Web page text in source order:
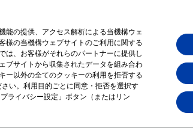
能の提供、アクセス解析による当機構ウェ
様の当機構ウェブサイトのご利用に関する
は、お客様がそれらのパートナーに提供し
ブサイトから収集されたデータを組み合わ
ー以外の全てのクッキーの利用を拒否する
い。利用目的ごとに同意・拒否を選択す
ライバシー設定」ボタン（またはリン